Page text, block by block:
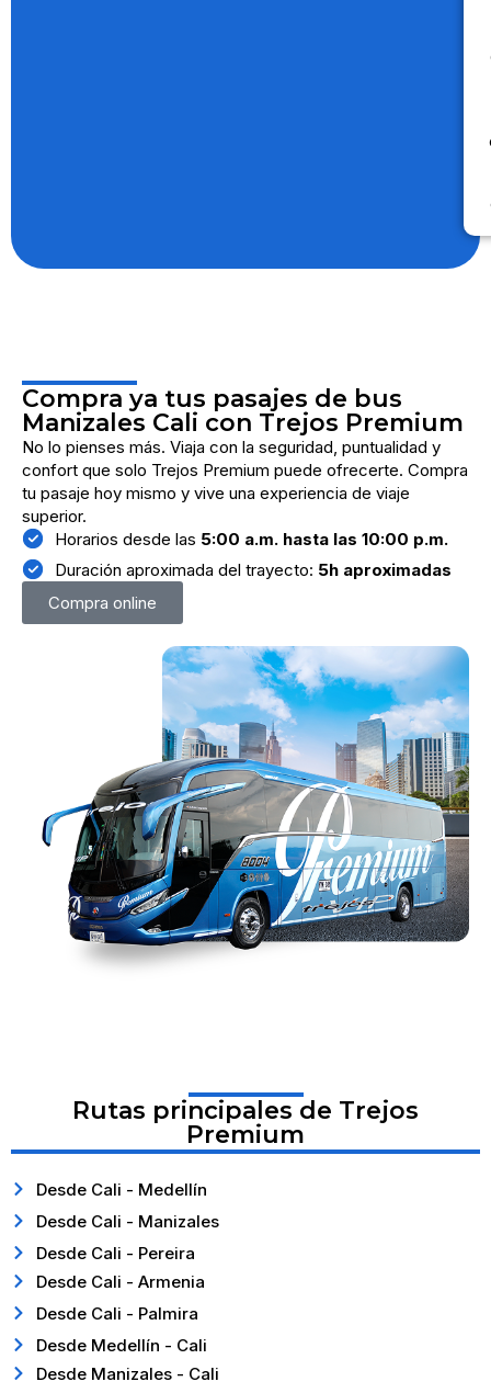
Compra ya tus pasajes de bus
Manizales Cali con Trejos Premium
No lo pienses más. Viaja con la seguridad, puntualidad y
confort que solo Trejos Premium puede ofrecerte. Compra
tu pasaje hoy mismo y vive una experiencia de viaje
superior.
Horarios desde las 5:00 a.m. hasta las 10:00 p.m.
Duración aproximada del trayecto: 5h aproximadas
Compra online
Rutas principales de Trejos
Premium
Desde Cali - Medellín
Desde Cali - Manizales
Desde Cali - Pereira
Desde Cali - Armenia
Desde Cali - Palmira
Desde Medellín - Cali
Desde Manizales - Cali